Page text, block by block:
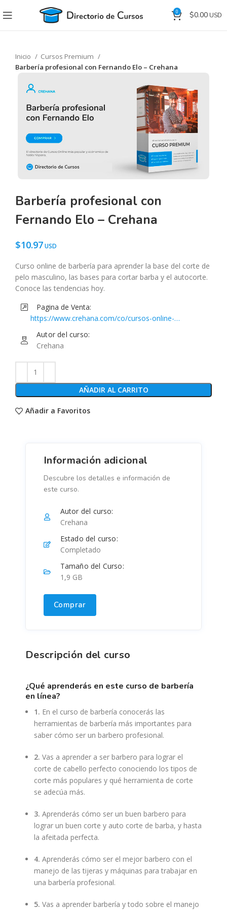
0 $0.00
Inicio
Cursos Premium
Barbería profesional con Fernando Elo – Crehana
Barbería profesional con
Fernando Elo – Crehana
$10.97
Curso online de barbería para aprender la base del corte de
pelo masculino, las bases para cortar barba y el autocorte.
Conoce las tendencias hoy.
Pagina de Venta:
https://www.crehana.com/co/cursos-online-
lifestyle/barberia-profesional-con-fernando-elo/
Autor del curso:
Crehana
AÑADIR AL CARRITO
Añadir a Favoritos
Descripción del curso
¿qué aprenderás en este curso de barbería
en línea?
1. En el curso de barbería conocerás las
herramientas de barbería más importantes para
saber cómo ser un barbero profesional.
2. Vas a aprender a ser barbero para lograr el
corte de cabello perfecto conociendo los tipos de
corte más populares y qué herramienta de corte
se adecúa más.
3. Aprenderás cómo ser un buen barbero para
lograr un buen corte y auto corte de barba, y hasta
la afeitada perfecta.
4. Aprenderás cómo ser el mejor barbero con el
manejo de las tijeras y máquinas para trabajar en
una barbería profesional.
5. Vas a aprender barbería y todo sobre el manejo
Información adicional
Descubre los detalles e información de
este curso.
Autor del curso:
Crehana
Estado del curso:
Completado
Tamaño del Curso:
1,9 GB
Comprar